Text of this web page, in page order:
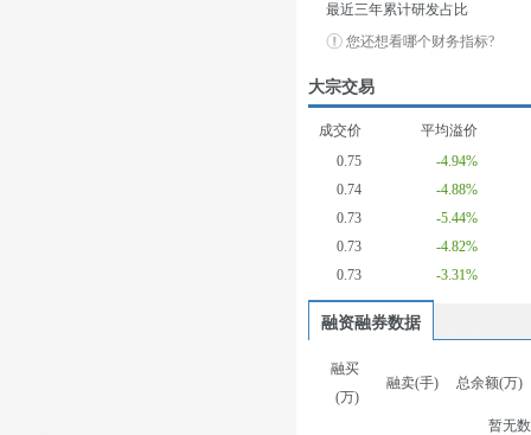
最近三年累计研发占比
您还想看哪个财务指标?
大宗交易
成交价
平均溢价
0.75
-4.94%
0.74
-4.88%
0.73
-5.44%
0.73
-4.82%
0.73
-3.31%
融资融券数据
融买
(万)
融卖(手) 总余额(万)
暂无